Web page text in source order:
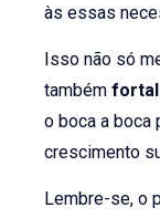
às essas
Isso não só
também
o boca a boca
crescimento
Lembre-se, o